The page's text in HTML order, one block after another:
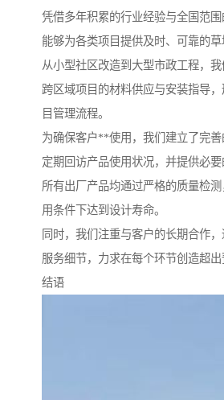
凭借多年积累的行业经验与全国范围
能够为各类项目提供及时、可靠的草
从小型社区改造到大型市政工程，
跨区域项目的材料供应与安装指导
目管理流程。
为确保客户**使用，我们建立了完善
定期回访产品使用状况，并提供必要
所有出厂产品均通过严格的质量检
用条件下达到设计寿命。
同时，我们注重与客户的长期合作
服务细节，力求在每个环节创造超出
结语